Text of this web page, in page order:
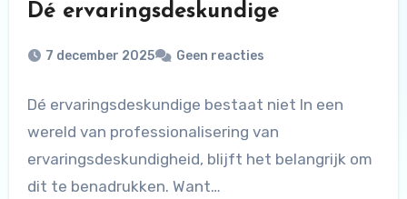
Dé ervaringsdeskundige
7 december 2025 Geen reacties
Dé ervaringsdeskundige bestaat niet In een
wereld van professionalisering van
ervaringsdeskundigheid, blijft het belangrijk om
dit te benadrukken. Want